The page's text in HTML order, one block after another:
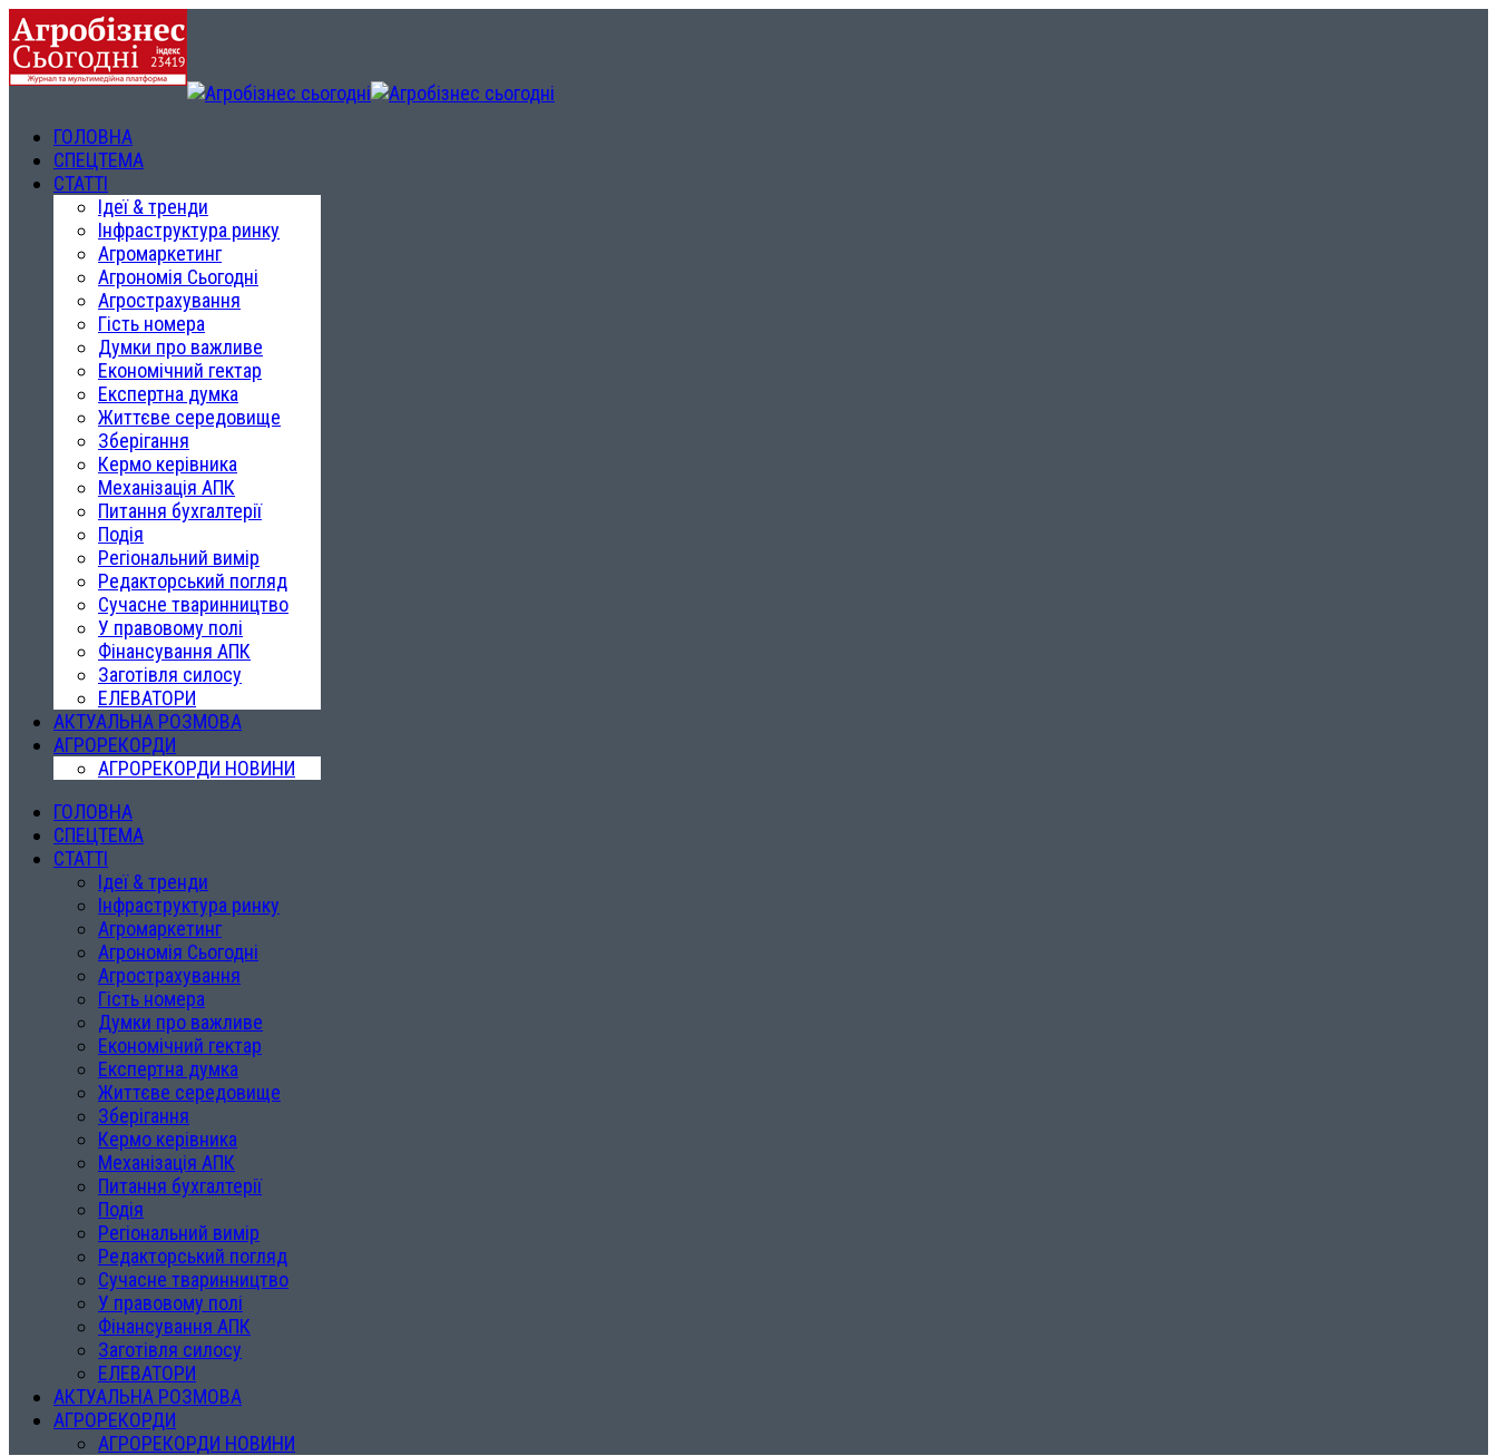
ГОЛОВНА
СПЕЦТЕМА
СТАТТІ
Ідеї & тренди
Інфраструктура ринку
Агромаркетинг
Агрономія Сьогодні
Агрострахування
Гість номера
Думки про важливе
Економічний гектар
Експертна думка
Життєве середовище
Зберігання
Кермо керівника
Механізація АПК
Питання бухгалтерії
Подія
Регіональний вимір
Редакторський погляд
Сучасне тваринництво
У правовому полі
Фінансування АПК
Заготівля силосу
ЕЛЕВАТОРИ
АКТУАЛЬНА РОЗМОВА
АГРОРЕКОРДИ
АГРОРЕКОРДИ НОВИНИ
ГОЛОВНА
СПЕЦТЕМА
СТАТТІ
Ідеї & тренди
Інфраструктура ринку
Агромаркетинг
Агрономія Сьогодні
Агрострахування
Гість номера
Думки про важливе
Економічний гектар
Експертна думка
Життєве середовище
Зберігання
Кермо керівника
Механізація АПК
Питання бухгалтерії
Подія
Регіональний вимір
Редакторський погляд
Сучасне тваринництво
У правовому полі
Фінансування АПК
Заготівля силосу
ЕЛЕВАТОРИ
АКТУАЛЬНА РОЗМОВА
АГРОРЕКОРДИ
АГРОРЕКОРДИ НОВИНИ